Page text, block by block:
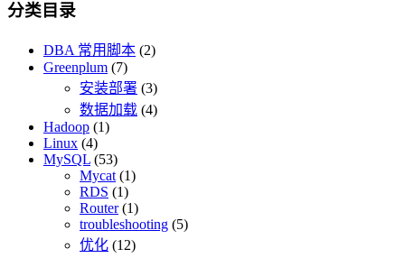
分类目录
DBA 常用脚本 (2)
Greenplum (7)
安装部署 (3)
数据加载 (4)
Hadoop (1)
Linux (4)
MySQL (53)
Mycat (1)
RDS (1)
Router(1)
troubleshooting (5)
优化 (12)